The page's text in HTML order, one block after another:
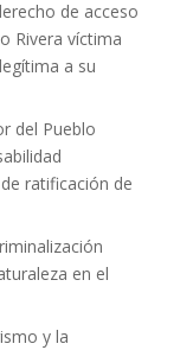
de acceso
Rivera víctima
a su
del Pueblo
ratificación de
en el
y la